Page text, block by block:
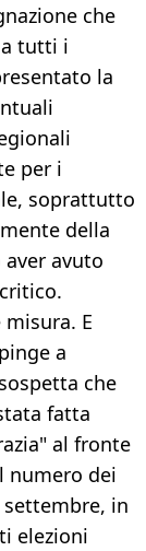
che
tutti i
la
per i
soprattutto
della
avuto
E
a
che
fatta
al fronte
numero dei
in
elezioni